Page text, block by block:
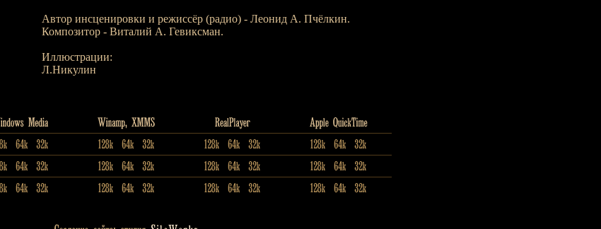
Автор инсценировки и режиссёр (радио) - Леонид А. Пчёлкин.
Композитор - Виталий А. Гевиксман.
Иллюстрации:
Л.Никулин